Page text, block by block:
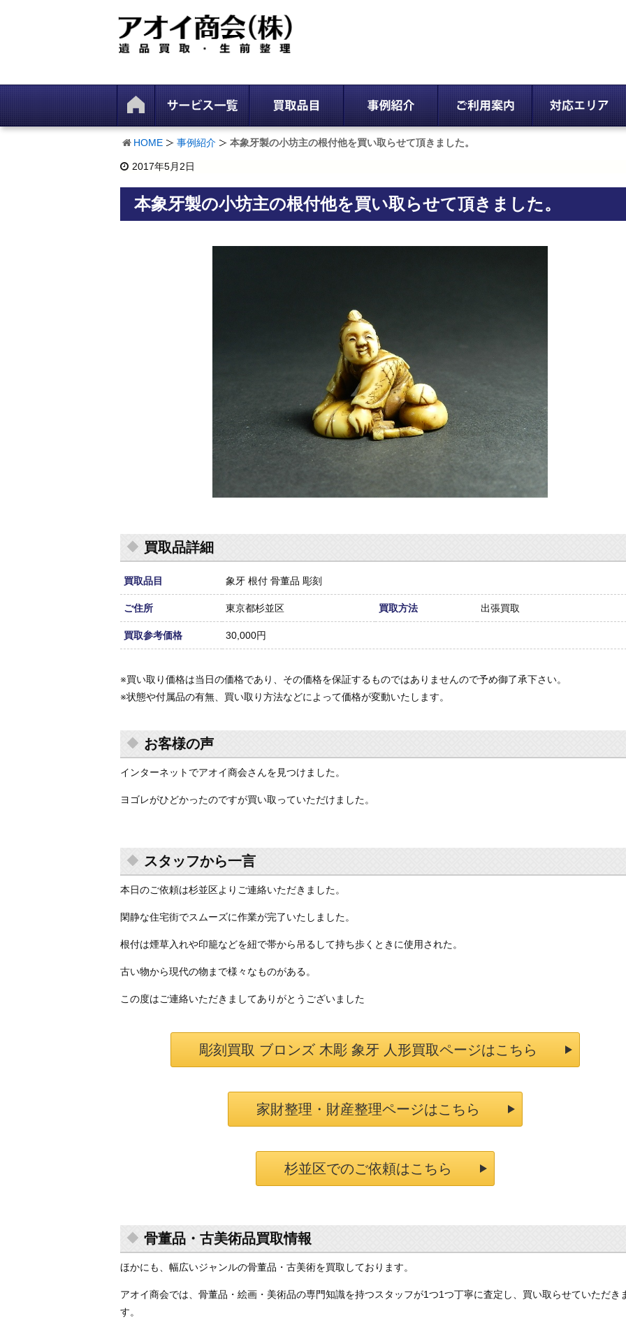
HOME 事例紹介 本象牙製の小坊主の根付他を買い取らせて頂きました。
2017年5月2日
本象牙製の小坊主の根付他を買い取らせて頂きました。
買取品詳細
買取品目 象牙 根付 骨董品 彫刻
ご住所 東京都杉並区 買取方法 出張買取
買取参考価格 30,000円
※買い取り価格は当日の価格であり、その価格を保証するものではありませんので予め御了承下さい。
※状態や付属品の有無、買い取り方法などによって価格が変動いたします。
お客様の声
インターネットでアオイ商会さんを見つけました。
ヨゴレがひどかったのですが買い取っていただけました。
スタッフから一言
本日のご依頼は杉並区よりご連絡いただきました。
閑静な住宅街でスムーズに作業が完了いたしました。
根付は煙草入れや印籠などを紐で帯から吊るして持ち歩くときに使用された。
古い物から現代の物まで様々なものがある。
この度はご連絡いただきましてありがとうございました
彫刻買取 ブロンズ 木彫 象牙 人形買取ページはこちら
家財整理・財産整理ページはこちら
杉並区でのご依頼はこちら
骨董品・古美術品買取情報
ほかにも、幅広いジャンルの骨董品・古美術を買取しております。
アオイ商会では、骨董品・絵画・美術品の専門知識を持つスタッフが1つ1つ丁寧に査定し、買い取らせていただき
す。